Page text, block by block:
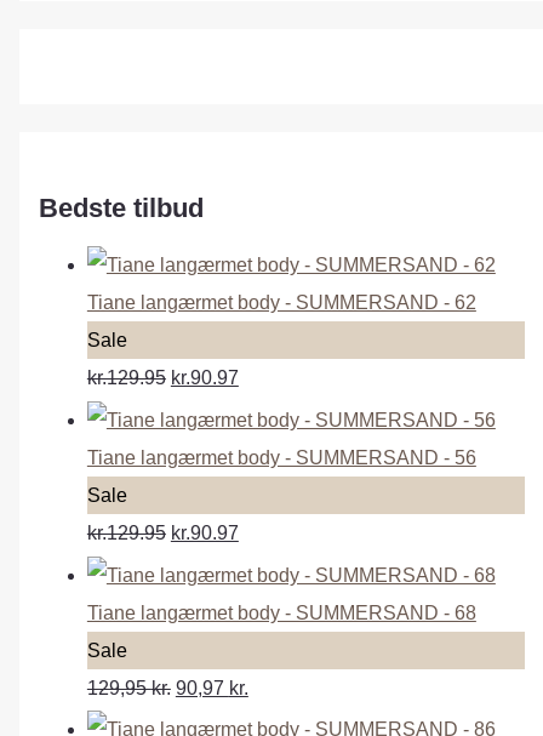
Bedste tilbud
Tiane langærmet body - SUMMERSAND - 62
SaleP
r
o
d
u
c
s
kr.129.95 kr.90.97
Tiane langærmet body - SUMMERSAND - 56
SaleP
r
o
d
u
c
kr.129.95 kr.90.97
Tiane langærmet body - SUMMERSAND - 68
SaleP
r
o
129,95kr. 90,97 kr.